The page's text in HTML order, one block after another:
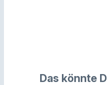
Das könnte